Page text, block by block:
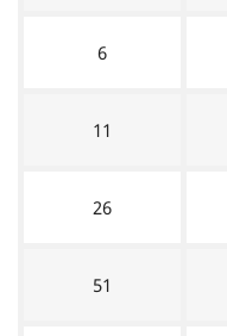
6
11
26
51